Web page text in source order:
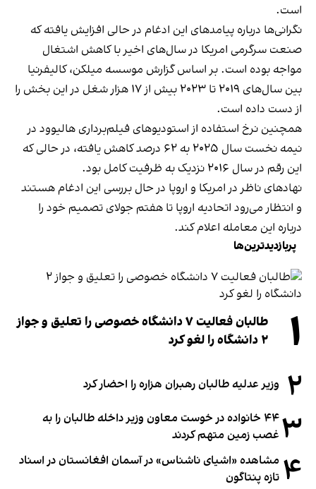
است.
نگرانی‌ها درباره پیامدهای این ادغام در حالی افزایش یافته که
صنعت سرگرمی امریکا در سال‌های اخیر با کاهش اشتغال
مواجه بوده است. بر اساس گزارش موسسه میلکن، کالیفرنیا
بین سال‌های ۲۰۱۹ تا ۲۰۲۳ بیش از ۱۷ هزار شغل در این بخش را
از دست داده است.
همچنین نرخ استفاده از استودیوهای فیلم‌برداری هالیوود در
نیمه نخست سال ۲۰۲۵ به ۶۲ درصد کاهش یافته، در حالی که
این رقم در سال ۲۰۱۶ نزدیک به ظرفیت کامل بود.
نهادهای ناظر در امریکا و اروپا در حال بررسی این ادغام هستند
و انتظار می‌رود اتحادیه اروپا تا هفتم جولای تصمیم خود را
درباره این معامله اعلام کند.
پربازدیدترین‌ها
۱
طالبان فعالیت ۷ دانشگاه خصوصی را تعلیق و جواز
۲ دانشگاه را لغو کرد
۲ وزیر عدلیه طالبان رهبران هزاره را احضار کرد
۳
۴۴ خانواده در خوست معاون وزیر داخله طالبان را به
غصب زمین متهم کردند
۴ مشاهده «اشیای ناشناس» در آسمان افغانستان در اسناد
تازه پنتاگون